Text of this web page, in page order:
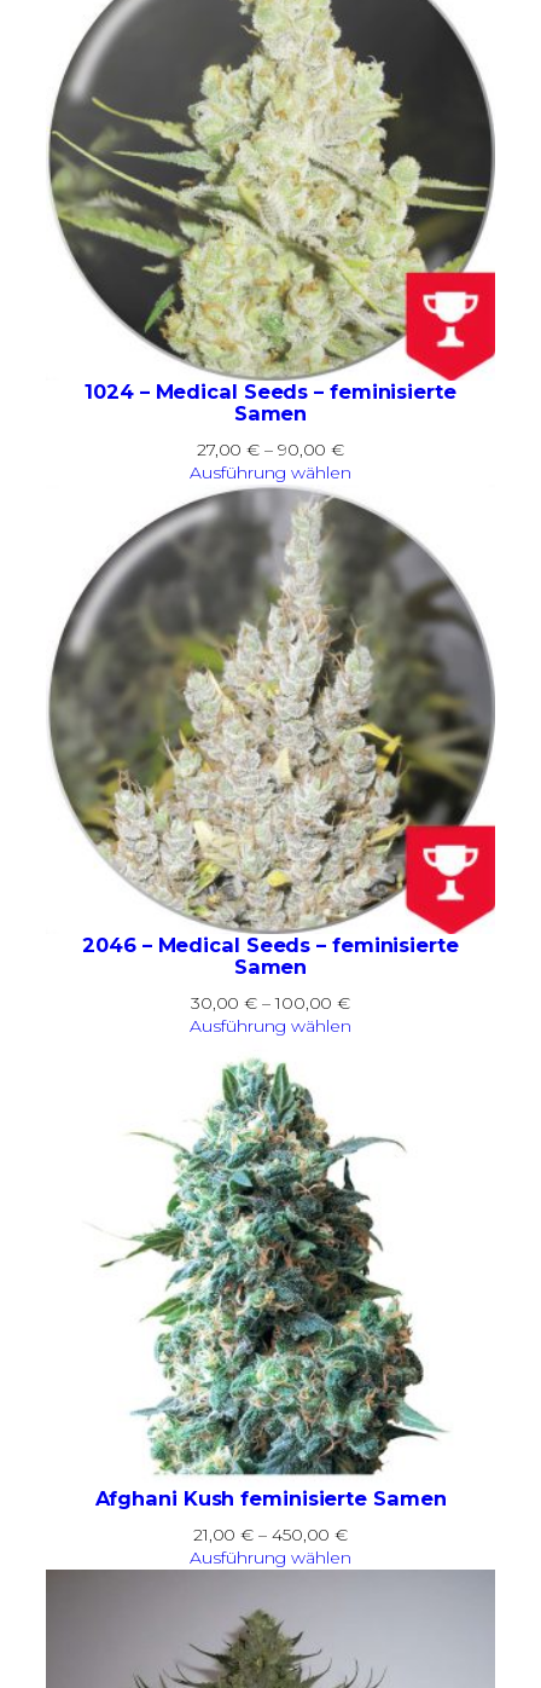
1024 – Medical Seeds – feminisierte
Samen
27,00€ – 90,00€Preisspanne:
27,00 €
bis
90,00 €
Ausführung wählen
2046 – Medical Seeds – feminisierte
Samen
30,00€ –100,00€Preisspanne:
30,00 €
Ausführung wählen
Afghani Kush feminisierte Samen
21,00€ – 450,00€Preisspanne:
21,00 €
Ausführung wählen